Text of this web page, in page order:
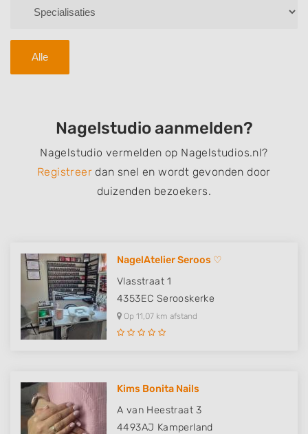
Alle
Nagelstudio aanmelden?
Nagelstudio vermelden op Nagelstudios.nl?
Registreer dan snel en wordt gevonden door
duizenden bezoekers.
NagelAtelier Seroos ♡
Vlasstraat 1
4353EC Serooskerke
Op 11,07 km afstand
Kims Bonita Nails
A van Heestraat 3
4493AJ Kamperland